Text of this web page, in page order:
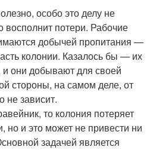
особо это делу не
восполнит потери. Рабочие
добычей пропитания —
колонии. Казалось бы — их
и они добывают для своей
стороны, на самом деле, от
не зависит.
то колония потеряет
но и это может не привести ни
задачей является